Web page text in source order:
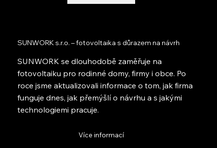
SUNWORK s.r.o. – fotovoltaika s důrazem na návrh
SUNWORK se dlouhodobě zaměřuje na
fotovoltaiku pro rodinné domy, firmy i obce. Po
roce jsme aktualizovali informace o tom, jak firma
funguje dnes, jak přemýšlí o návrhu a s jakými
technologiemi pracuje.
Více informací